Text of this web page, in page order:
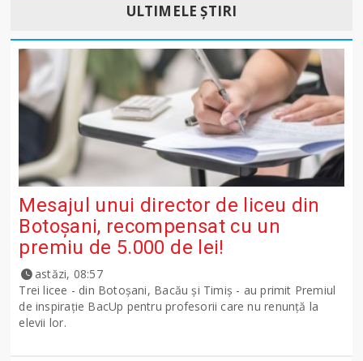
ULTIMELE ȘTIRI
Mesajul unui director de liceu din
Botoșani, recompensat cu un
premiu de 5.000 de lei!
astăzi, 08:57
Trei licee - din Botoșani, Bacău și Timiș - au primit Premiul
de inspirație BacUp pentru profesorii care nu renunță la
elevii lor.